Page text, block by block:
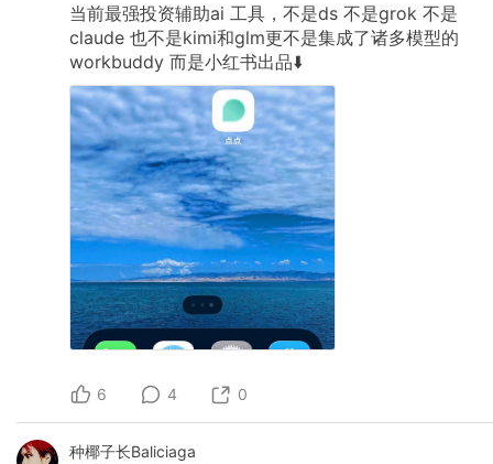
当前最强投资辅助ai 工具，不是ds 不是grok 不是
claude 也不是kimi和glm更不是集成了诸多模型的
workbuddy 而是小红书出品⬇️
6 4 0
种椰子长Baliciaga